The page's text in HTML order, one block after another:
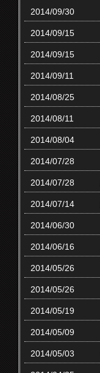
2014/09/30
2014/09/15
2014/09/15
2014/09/11
2014/08/25
2014/08/11
2014/08/04
2014/07/28
2014/07/28
2014/07/14
2014/06/30
2014/06/16
2014/05/26
2014/05/26
2014/05/19
2014/05/09
2014/05/03